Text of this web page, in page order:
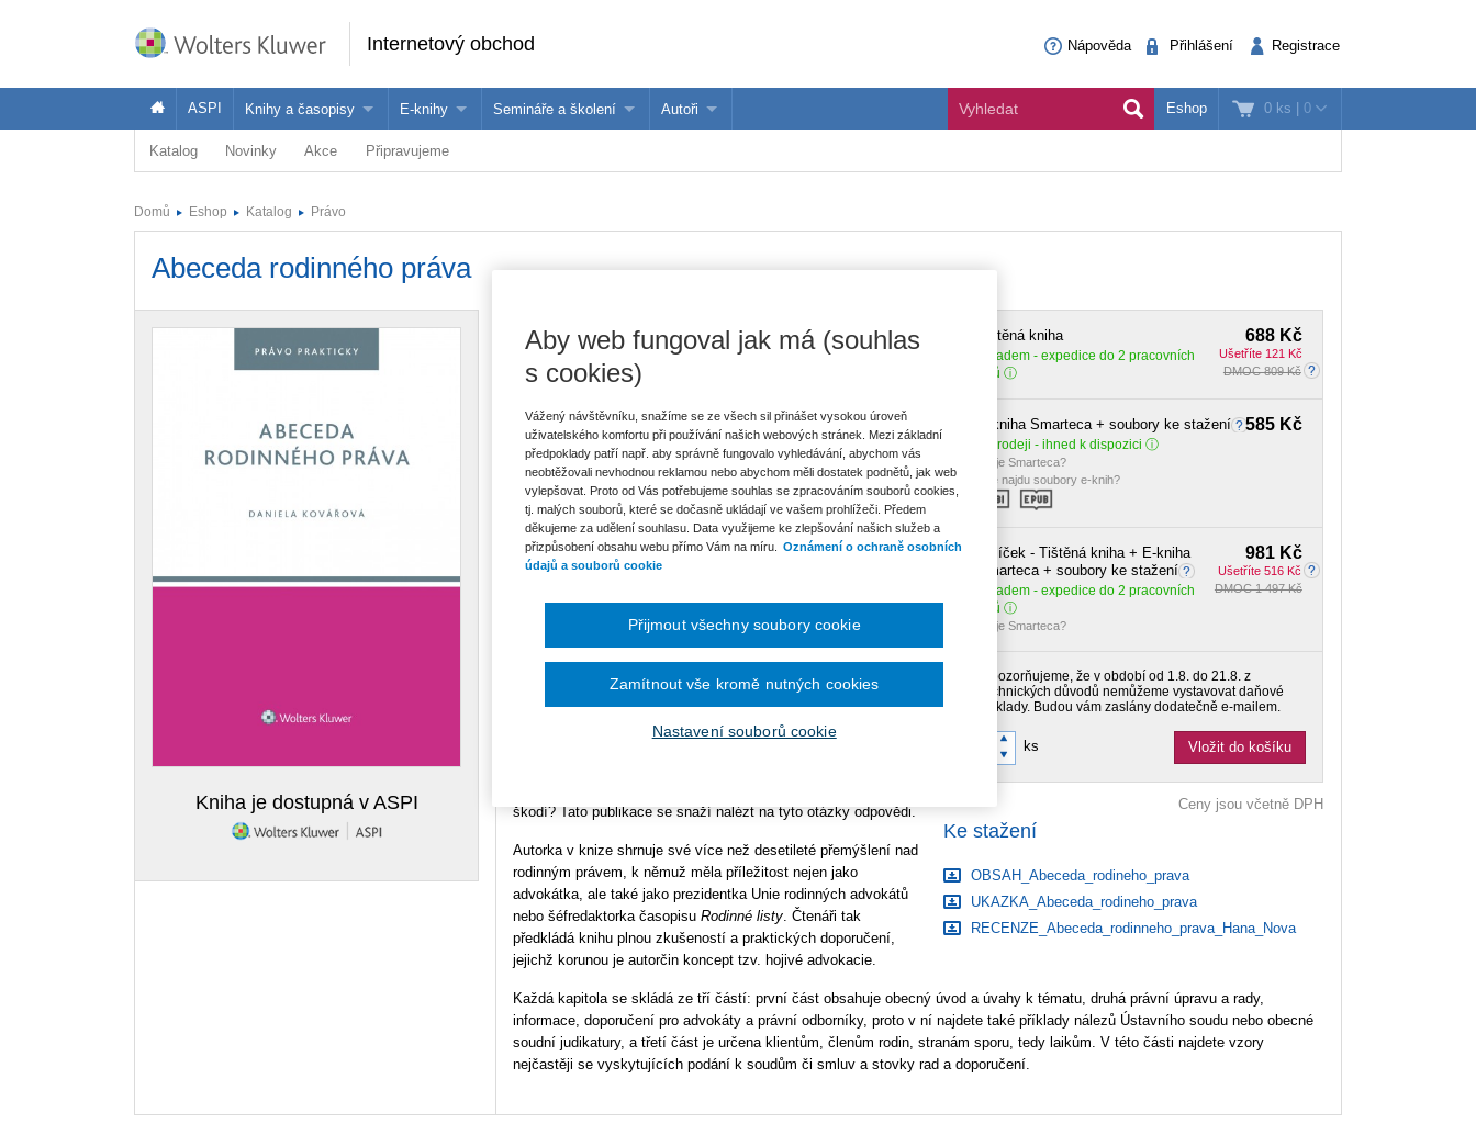
Internetový obchod Nápověda Přihlášení Registrace
0 ks | 0
ASPI Knihy a časopisy
Knihy
E-knihy
Jak na naše e-knihy?
Semináře a školení Autoři Eshop
Katalog Novinky Akce Připravujeme
Domů Eshop Katalog Právo
Abeceda rodinného práva
Kniha je dostupná v ASPI
688 Kč
Ušetříte 121 Kč
DMOC 809 Kč
Tištěná kniha
Skladem - expedice do 2 pracovních
dnů
585 Kč
E-kniha Smarteca + soubory ke stažení
V prodeji - ihned k dispozici
Co je Smarteca?
Kde najdu soubory e-knih?
981 Kč
Ušetříte 516 Kč
DMOC 1 497 Kč
Balíček - Tištěná kniha + E-kniha
Smarteca + soubory ke stažení
Skladem - expedice do 2 pracovních
dnů
Co je Smarteca?
Upozorňujeme, že v období od 1.8. do 21.8. z
technických důvodů nemůžeme vystavovat daňové
doklady. Budou vám zaslány dodatečně e-mailem.
ks Vložit do košíku
Ceny jsou včetně DPH
Ke stažení
OBSAH_Abeceda_rodineho_prava
UKAZKA_Abeceda_rodineho_prava
RECENZE_Abeceda_rodinneho_prava_Hana_Nova
Vydavatel Wolters Kluwer
Autor
Typ publikace právo prakticky
Datum vydání 11/2020
Vazba brožovaná
Počet stran 296
Typ produktu Tištěná kniha
ISBN 978-80-7598-711-2
Všechno začíná a končí v rodině. Z rodiny jsme vyšli, rodiny
věci nám důvěrně známé, podobně jako ke škole nebo k fotbalu.
škodí? Tato publikace se snaží nalézt na tyto otázky odpovědi.
Autorka v knize shrnuje své více než desetileté přemýšlení nad
rodinným právem, k němuž měla příležitost nejen jako
advokátka, ale také jako prezidentka Unie rodinných advokátů
nebo šéfredaktorka časopisuRodinné listy. Čtenáři tak
předkládá knihu plnou zkušeností a praktických doporučení,
jejichž korunou je autorčin koncept tzv. hojivé advokacie.
Každá kapitola se skládá ze tří částí: první část obsahuje obecný úvod a úvahy k tématu, druhá právní úpravu a rady,
informace, doporučení pro advokáty a právní odborníky, proto v ní najdete také příklady nálezů Ústavního soudu nebo obecné
soudní judikatury, a třetí část je určena klientům, členům rodin, stranám sporu, tedy laikům. V této části najdete vzory
nejčastěji se vyskytujících podání k soudům či smluv a stovky rad a doporučení.
Aby web fungoval jak má (souhlas
s cookies)
Vážený návštěvníku, snažíme se ze všech sil přinášet vysokou úroveň
uživatelského komfortu při používání našich webových stránek. Mezi základní
předpoklady patří např. aby správně fungovalo vyhledávání, abychom vás
neobtěžovali nevhodnou reklamou nebo abychom měli dostatek podnětů, jak web
vylepšovat. Proto od Vás potřebujeme souhlas se zpracováním souborů cookies,
tj. malých souborů, které se dočasně ukládají ve vašem prohlížeči. Předem
děkujeme za udělení souhlasu. Data využijeme ke zlepšování našich služeb a
přizpůsobení obsahu webu přímo Vám na míru.
Oznámení o ochraně osobních
údajů a souborů cookie
Nastavení souborů cookie
Zamítnout vše kromě nutných cookies
Přijmout všechny soubory cookie